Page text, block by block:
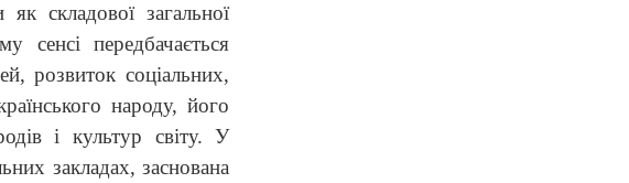
складової загальної
сенсі передбачається
розвиток соціальних,
народу, його
і культур світу. У
закладах, заснована